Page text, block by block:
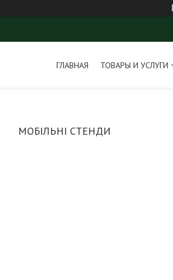
ГЛАВНАЯ ТОВАРЫ И УСЛУГИ
МОБІЛЬНІ СТЕНДИ